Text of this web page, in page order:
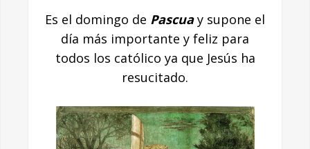
Es el domingo de Pascuay supone el
día más importante y feliz para
todos los católico ya que Jesús ha
resucitado.